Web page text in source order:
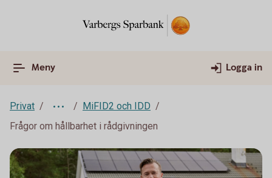
Meny Logga in
Privat
MiFID2 och IDD
Frågor om hållbarhet i rådgivningen